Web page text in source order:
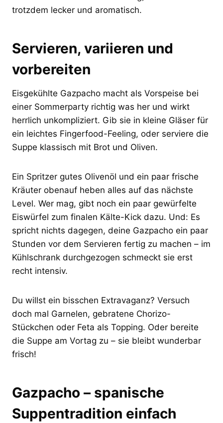
trotzdem lecker und aromatisch.
Servieren, variieren und
vorbereiten
Eisgekühlte Gazpacho macht als Vorspeise bei
einer Sommerparty richtig was her und wirkt
herrlich unkompliziert. Gib sie in kleine Gläser für
ein leichtes Fingerfood-Feeling, oder serviere die
Suppe klassisch mit Brot und Oliven.
Ein Spritzer gutes Olivenöl und ein paar frische
Kräuter obenauf heben alles auf das nächste
Level. Wer mag, gibt noch ein paar gewürfelte
Eiswürfel zum finalen Kälte-Kick dazu. Und: Es
spricht nichts dagegen, deine Gazpacho ein paar
Stunden vor dem Servieren fertig zu machen – im
Kühlschrank durchgezogen schmeckt sie erst
recht intensiv.
Du willst ein bisschen Extravaganz? Versuch
doch mal Garnelen, gebratene Chorizo-
Stückchen oder Feta als Topping. Oder bereite
die Suppe am Vortag zu – sie bleibt wunderbar
frisch!
Gazpacho – spanische
Suppentradition einfach